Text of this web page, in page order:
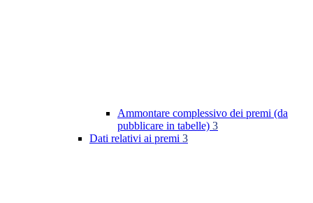
Ammontare complessivo dei premi (da
pubblicare in tabelle) 3
Dati relativi ai premi 3